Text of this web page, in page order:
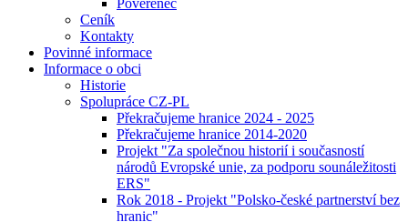
Ceník
Kontakty
Povinné informace
Informace o obci
Historie
Spolupráce CZ-PL
Překračujeme hranice 2024 - 2025
Překračujeme hranice 2014-2020
Projekt "Za společnou historií i současností
národů Evropské unie, za podporu sounáležitosti
ERS"
Rok 2018 - Projekt "Polsko-české partnerství bez
hranic"